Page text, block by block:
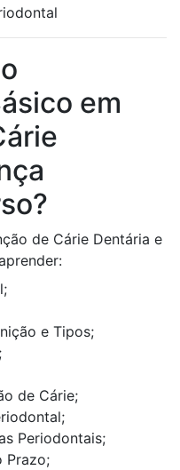
em
de Cárie Dentária e
e Tipos;
de Cárie;
Periodontais;
Prazo;